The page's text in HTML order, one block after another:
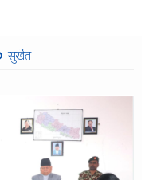
सुर्खेत